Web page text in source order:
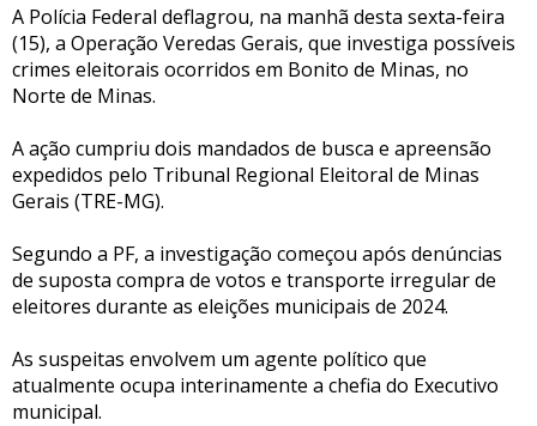
A Polícia Federal deflagrou, na manhã desta sexta-feira
(15), a Operação Veredas Gerais, que investiga possíveis
crimes eleitorais ocorridos em Bonito de Minas, no
Norte de Minas.
A ação cumpriu dois mandados de busca e apreensão
expedidos pelo Tribunal Regional Eleitoral de Minas
Gerais (TRE-MG).
Segundo a PF, a investigação começou após denúncias
de suposta compra de votos e transporte irregular de
eleitores durante as eleições municipais de 2024.
As suspeitas envolvem um agente político que
atualmente ocupa interinamente a chefia do Executivo
municipal.